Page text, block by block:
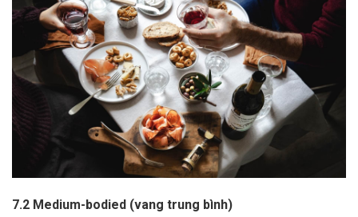
7.2 Medium-bodied (vang trung bình)